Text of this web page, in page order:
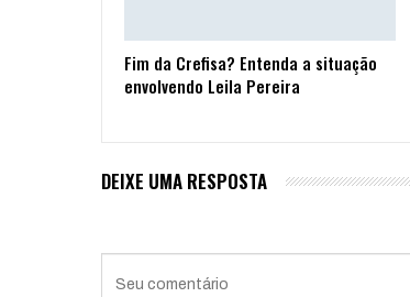
Fim da Crefisa? Entenda a situação
envolvendo Leila Pereira
DEIXE UMA RESPOSTA